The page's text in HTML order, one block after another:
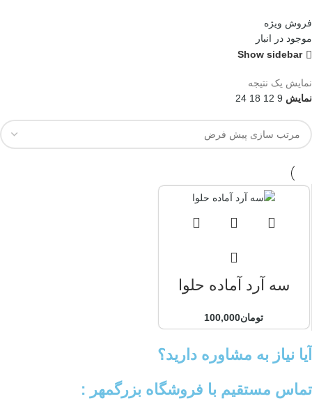
فروش ویژه
موجود در انبار
Show sidebar
نمایش یک نتیجه
نمایش 9
12
18
24
سه آرد آماده حلوا
تومان100,000
آیا نیاز به مشاوره دارید؟
تماس مستقیم با فروشگاه بزرگمهر :